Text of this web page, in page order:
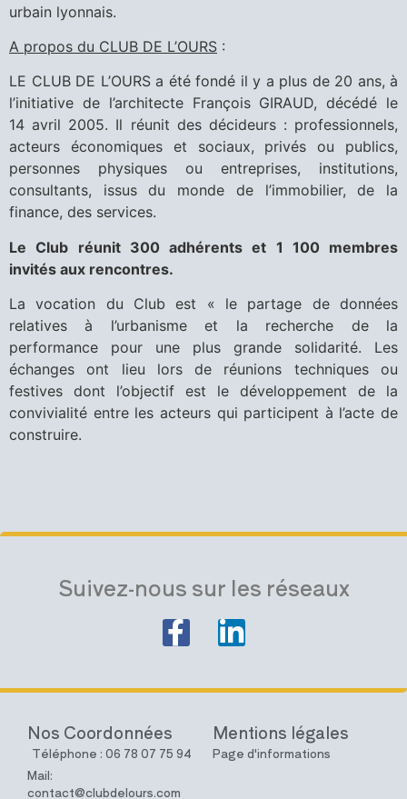
urbain lyonnais.
A propos du CLUB DE L’OURS :
LE CLUB DE L’OURS a été fondé il y a plus de 20 ans, à
l’initiative de l’architecte François GIRAUD, décédé le
14 avril 2005. Il réunit des décideurs : professionnels,
acteurs économiques et sociaux, privés ou publics,
personnes physiques ou entreprises, institutions,
consultants, issus du monde de l’immobilier, de la
finance, des services.
Le Club réunit 300 adhérents et 1 100 membres
invités aux rencontres.
La vocation du Club est « le partage de données
relatives à l’urbanisme et la recherche de la
performance pour une plus grande solidarité. Les
échanges ont lieu lors de réunions techniques ou
festives dont l’objectif est le développement de la
convivialité entre les acteurs qui participent à l’acte de
construire.
Suivez-nous sur les réseaux
Nos Coordonnées
Téléphone : 06 78 07 75 94
Mail:
contact@clubdelours.com
Mentions légales
Page d'informations